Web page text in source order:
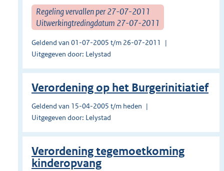
Regeling vervallen per 27-07-2011
Uitwerkingtredingdatum 27-07-2011
Geldend van 01-07-2005 t/m 26-07-2011
Uitgegeven door: Lelystad
Verordening op het Burgerinitiatief
Geldend van 15-04-2005 t/m heden
Uitgegeven door: Lelystad
Verordening tegemoetkoming
kinderopvang